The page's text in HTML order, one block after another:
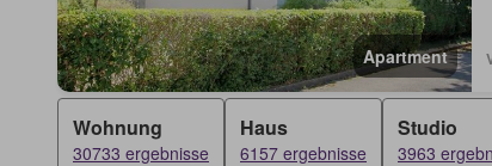
Apartment
Wohnung
30733 ergebnisse
Haus
6157 ergebnisse
Studio
3963